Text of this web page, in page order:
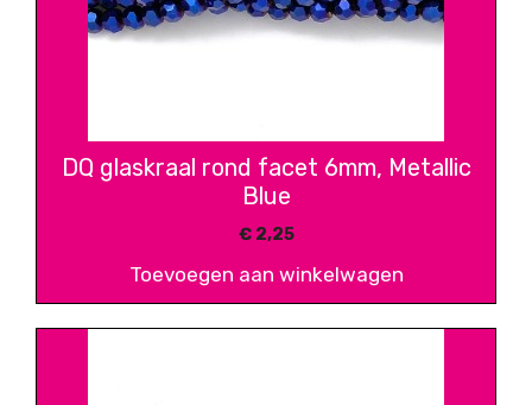
DQ glaskraal rond facet 6mm, Metallic
Blue
€2,25
Toevoegen aan winkelwagen